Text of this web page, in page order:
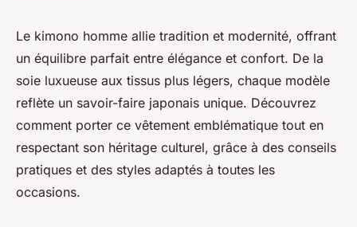
Tout savoir sur le kimono
homme : style et confort
réunis
Hugo•30 mai 2025•8 min de lecture
Le kimono homme allie tradition et modernité, offrant
un équilibre parfait entre élégance et confort. De la
soie luxueuse aux tissus plus légers, chaque modèle
reflète un savoir-faire japonais unique. Découvrez
comment porter ce vêtement emblématique tout en
respectant son héritage culturel, grâce à des conseils
pratiques et des styles adaptés à toutes les
occasions.